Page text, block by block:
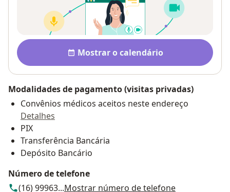
Disponibilidade
Mostrar o calendário
Modalidades de pagamento (visitas privadas)
Convênios médicos aceitos neste endereço
Detalhes
PIX
Transferência Bancária
Depósito Bancário
Número de telefone
(16) 99963...Mostrar número de telefone